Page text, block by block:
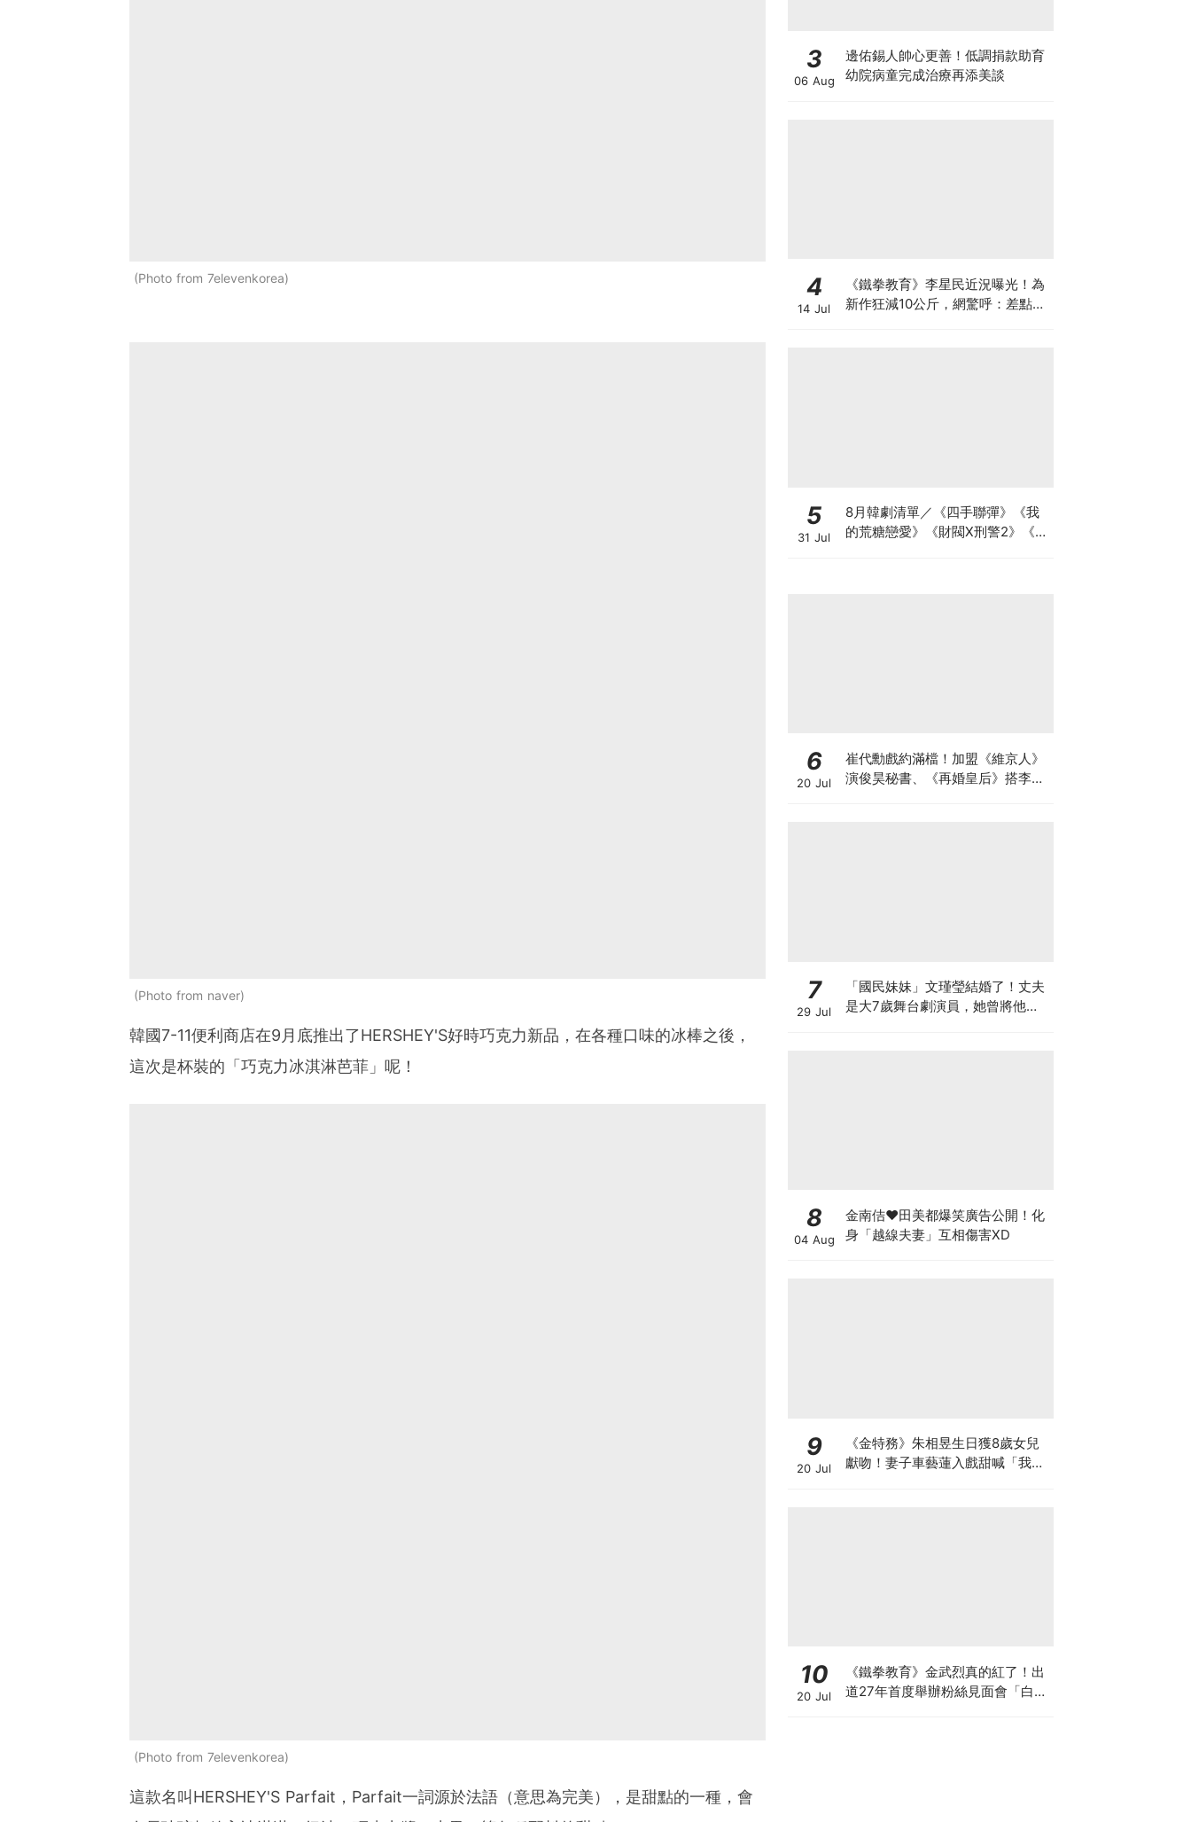
Photo from 7elevenkorea
Photo from naver
韓國7-11便利商店在9月底推出了HERSHEY'S好時巧克力新品，在各種口味的冰棒之後，
這次是杯裝的「巧克力冰淇淋芭菲」呢！
Photo from 7elevenkorea
這款名叫HERSHEY'S Parfait，Parfait一詞源於法語（意思為完美），是甜點的一種，會
3
06 Aug
邊佑錫人帥心更善！低調捐款助育
幼院病童完成治療再添美談
4
14 Jul
《鐵拳教育》李星民近況曝光！為
新作狂減10公斤，網驚呼：差點認
5
31 Jul
8月韓劇清單／《四手聯彈》《我
的荒糖戀愛》《財閥X刑警2》《鼠
6
20 Jul
崔代勳戲約滿檔！加盟《維京人》
演俊昊秘書、《再婚皇后》搭李鍾
7
29 Jul
「國民妹妹」文瑾瑩結婚了！丈夫
是大7歲舞台劇演員，她曾將他寫
8
04 Aug
金南佶♥田美都爆笑廣告公開！化
身「越線夫妻」互相傷害XD
9
20 Jul
《金特務》朱相昱生日獲8歲女兒
獻吻！妻子車藝蓮入戲甜喊「我的
10
20 Jul
《鐵拳教育》金武烈真的紅了！出
道27年首度舉辦粉絲見面會「白西